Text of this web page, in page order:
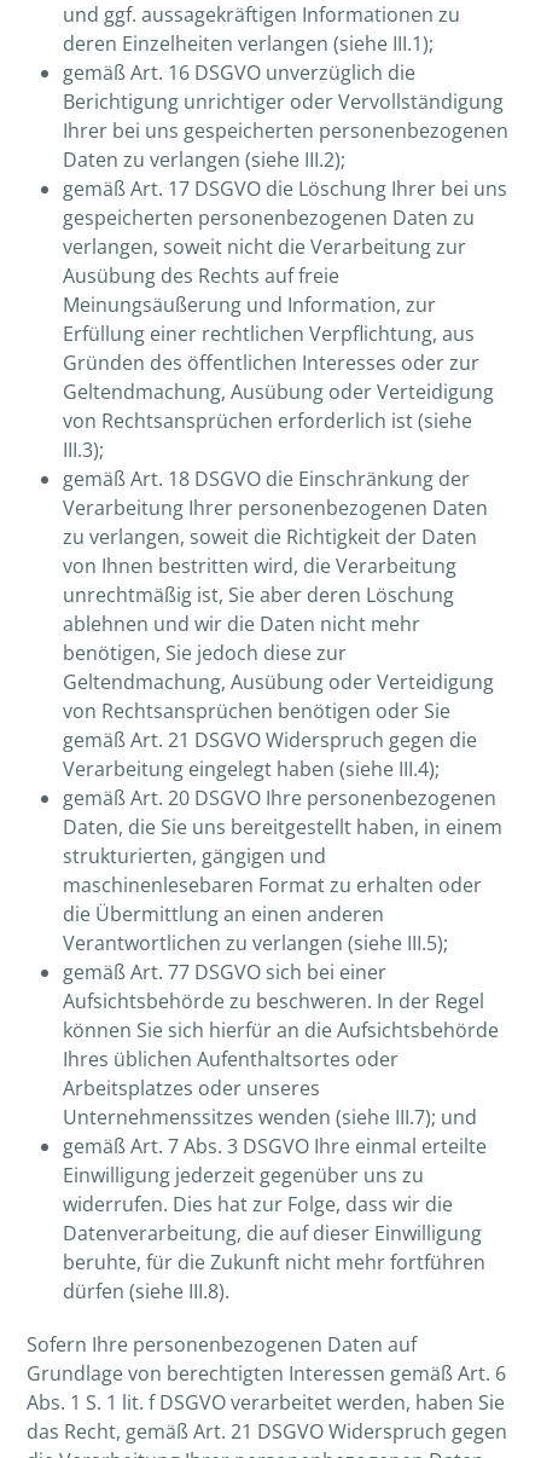
und ggf. aussagekräftigen Informationen zu
deren Einzelheiten verlangen (siehe III.1);
gemäß Art. 16 DSGVO unverzüglich die
Berichtigung unrichtiger oder Vervollständigung
Ihrer bei uns gespeicherten personenbezogenen
Daten zu verlangen (siehe III.2);
gemäß Art. 17 DSGVO die Löschung Ihrer bei uns
gespeicherten personenbezogenen Daten zu
verlangen, soweit nicht die Verarbeitung zur
Ausübung des Rechts auf freie
Meinungsäußerung und Information, zur
Erfüllung einer rechtlichen Verpflichtung, aus
Gründen des öffentlichen Interesses oder zur
Geltendmachung, Ausübung oder Verteidigung
von Rechtsansprüchen erforderlich ist (siehe
III.3);
gemäß Art. 18 DSGVO die Einschränkung der
Verarbeitung Ihrer personenbezogenen Daten
zu verlangen, soweit die Richtigkeit der Daten
von Ihnen bestritten wird, die Verarbeitung
unrechtmäßig ist, Sie aber deren Löschung
ablehnen und wir die Daten nicht mehr
benötigen, Sie jedoch diese zur
Geltendmachung, Ausübung oder Verteidigung
von Rechtsansprüchen benötigen oder Sie
gemäß Art. 21 DSGVO Widerspruch gegen die
Verarbeitung eingelegt haben (siehe III.4);
gemäß Art. 20 DSGVO Ihre personenbezogenen
Daten, die Sie uns bereitgestellt haben, in einem
strukturierten, gängigen und
maschinenlesebaren Format zu erhalten oder
die Übermittlung an einen anderen
Verantwortlichen zu verlangen (siehe III.5);
gemäß Art. 77 DSGVO sich bei einer
Aufsichtsbehörde zu beschweren. In der Regel
können Sie sich hierfür an die Aufsichtsbehörde
Ihres üblichen Aufenthaltsortes oder
Arbeitsplatzes oder unseres
Unternehmenssitzes wenden (siehe III.7); und
gemäß Art. 7 Abs. 3 DSGVO Ihre einmal erteilte
Einwilligung jederzeit gegenüber uns zu
widerrufen. Dies hat zur Folge, dass wir die
Datenverarbeitung, die auf dieser Einwilligung
beruhte, für die Zukunft nicht mehr fortführen
dürfen (siehe III.8).
Sofern Ihre personenbezogenen Daten auf
Grundlage von berechtigten Interessen gemäß Art. 6
Abs. 1 S. 1 lit. f DSGVO verarbeitet werden, haben Sie
das Recht, gemäß Art. 21 DSGVO Widerspruch gegen